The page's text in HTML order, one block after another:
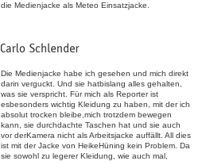
die Medienjacke als Meteo Einsatzjacke.
Die Medienjacke habe ich gesehen und mich direkt
darin verguckt. Und sie hatbislang alles gehalten,
was sie verspricht. Für mich als Reporter ist
esbesonders wichtig Kleidung zu haben, mit der ich
absolut trocken bleibe,mich trotzdem bewegen
kann, sie durchdachte Taschen hat und sie auch
vor derKamera nicht als Arbeitsjacke auffällt. All dies
ist mit der Jacke von HeikeHüning kein Problem. Da
sie sowohl zu legerer Kleidung, wie auch mal,